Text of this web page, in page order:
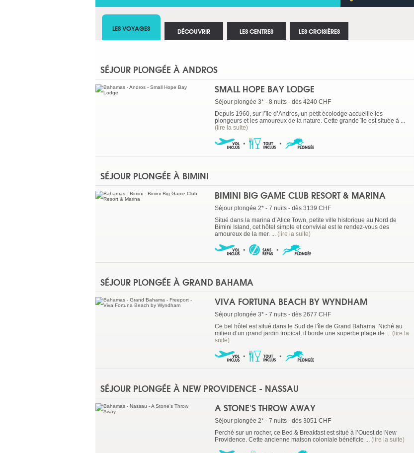
LES VOYAGES
SÉJOUR PLONGÉE À ANDROS
SMALL HOPE BAY LODGE
Séjour plongée 3* - 8 nuits - dès 4240 CHF
Depuis 1960, sur l’île d’Andros, un petit écolodge accueille les
plongeurs et les amoureux de la nature. Cette grande île est située à ...
(lire la suite)
SÉJOUR PLONGÉE À BIMINI
BIMINI BIG GAME CLUB RESORT & MARINA
Séjour plongée 2* - 7 nuits - dès 3139 CHF
Situé dans la marina d’Alice Town, petite ville historique au Nord de
Bimini Island, cet hôtel simple et convivial est le rendez-vous des
amoureux de la mer. ... (lire la suite)
SÉJOUR PLONGÉE À GRAND BAHAMA
VIVA FORTUNA BEACH BY WYNDHAM
Séjour plongée 3* - 7 nuits - dès 2677 CHF
Ce bel hôtel est situé dans le Sud de l'île de Grand Bahama. Niché au
milieu d’un grand jardin tropical, il borde une superbe plage de ... (lire la
suite)
SÉJOUR PLONGÉE À NEW PROVIDENCE - NASSAU
A STONE'S THROW AWAY
Séjour plongée 2* - 7 nuits - dès 3051 CHF
Perché sur un rocher, ce Bed & Breakfast est situé à l’Ouest de New
Providence. Cette ancienne maison coloniale bénéficie ... (lire la suite)
DÉCOUVRIR LES CENTRES LES CROISIÈRES